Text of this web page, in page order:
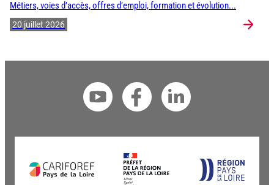
Métiers, voies d’accès, offres d’emploi, formation et évolution...
20 juillet 2026